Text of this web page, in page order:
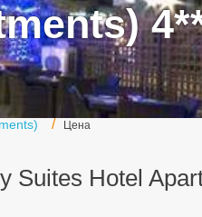
Цена
Suites Hotel